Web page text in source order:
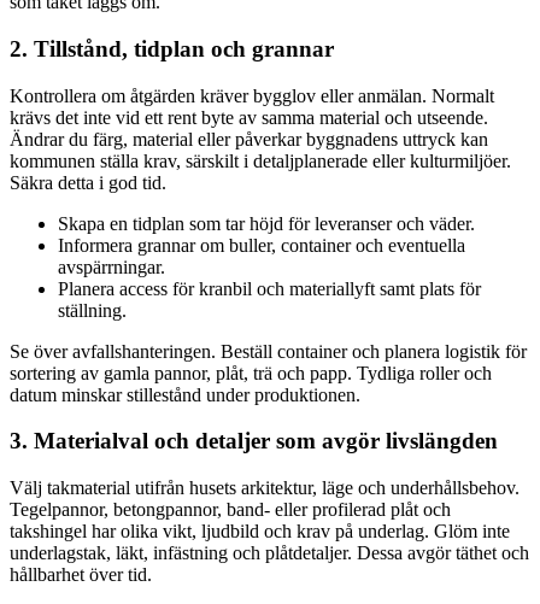
2. Tillstånd, tidplan och grannar
Kontrollera om åtgärden kräver bygglov eller anmälan. Normalt
krävs det inte vid ett rent byte av samma material och utseende.
Ändrar du färg, material eller påverkar byggnadens uttryck kan
kommunen ställa krav, särskilt i detaljplanerade eller kulturmiljöer.
Säkra detta i god tid.
Skapa en tidplan som tar höjd för leveranser och väder.
Informera grannar om buller, container och eventuella
avspärrningar.
Planera access för kranbil och materiallyft samt plats för
ställning.
Se över avfallshanteringen. Beställ container och planera logistik för
sortering av gamla pannor, plåt, trä och papp. Tydliga roller och
datum minskar stillestånd under produktionen.
3. Materialval och detaljer som avgör livslängden
Välj takmaterial utifrån husets arkitektur, läge och underhållsbehov.
Tegelpannor, betongpannor, band- eller profilerad plåt och
takshingel har olika vikt, ljudbild och krav på underlag. Glöm inte
underlagstak, läkt, infästning och plåtdetaljer. Dessa avgör täthet och
hållbarhet över tid.